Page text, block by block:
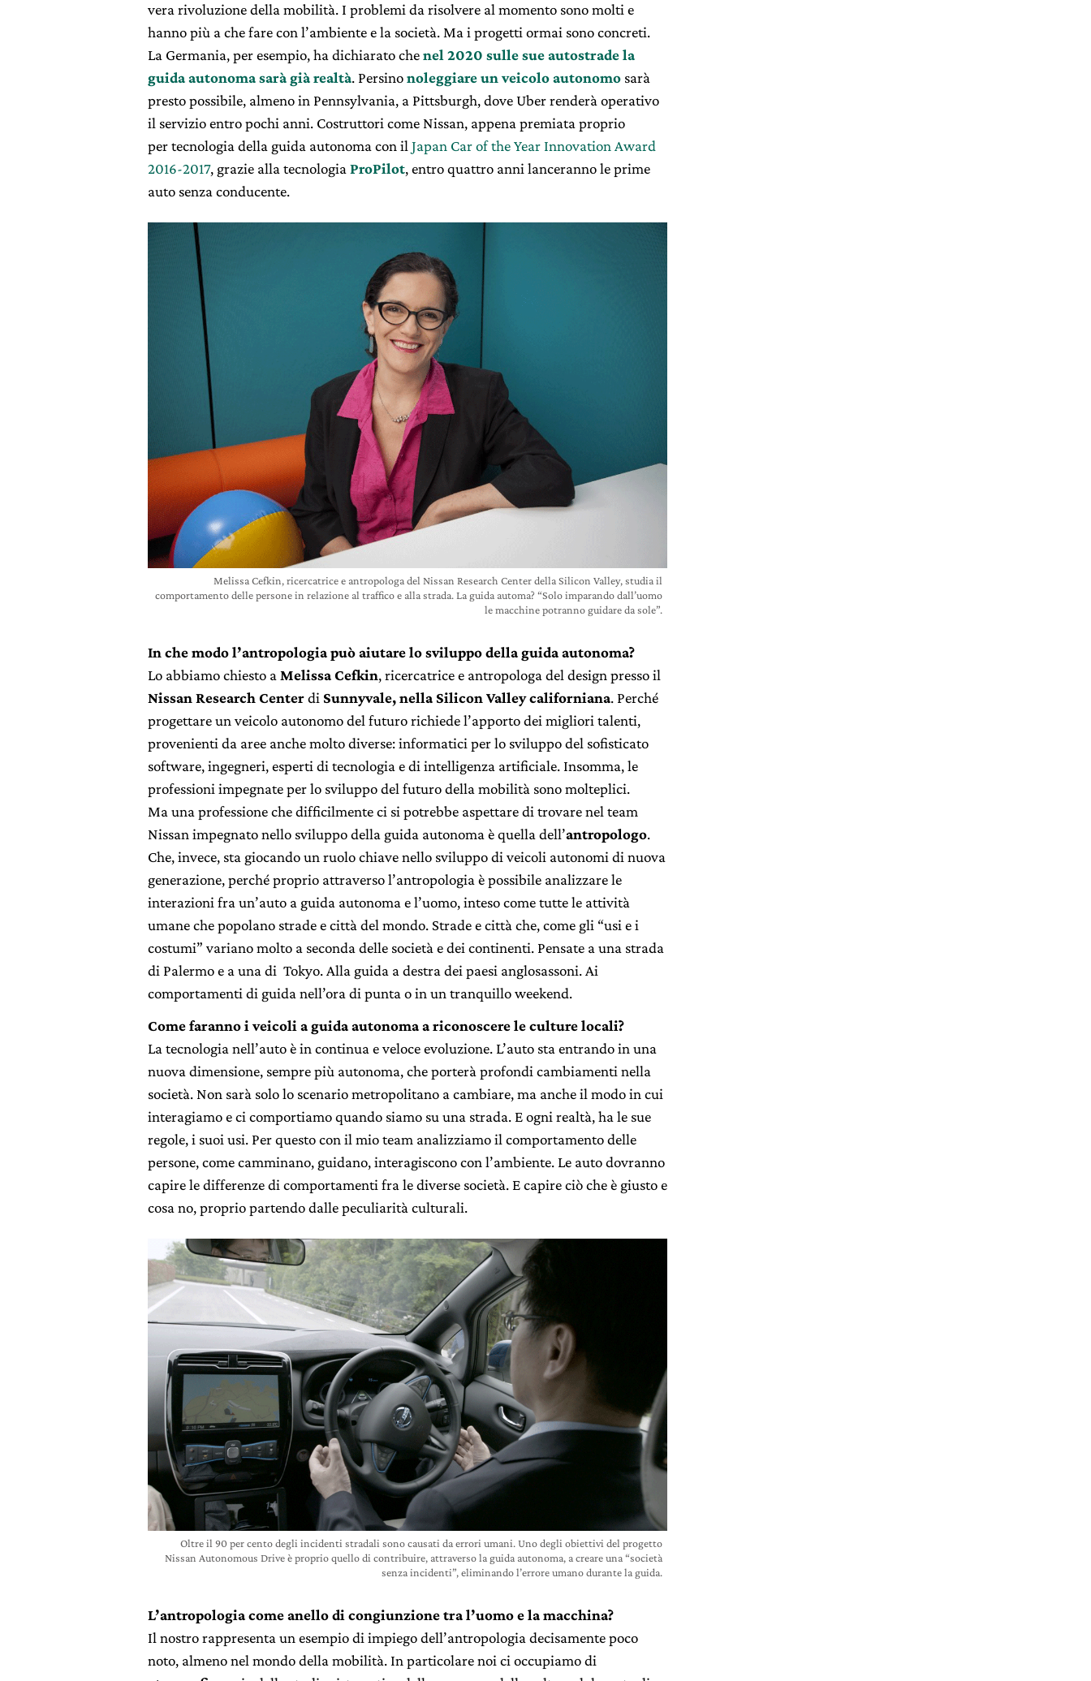
vera rivoluzione della mobilità. I problemi da risolvere al momento sono molti e
hanno più a che fare con l’ambiente e la società. Ma i progetti ormai sono concreti.
La Germania, per esempio, ha dichiarato chenel 2020 sulle sue autostrade la
guida autonoma sarà già realtà. Persinonoleggiare un veicolo autonomo sarà
presto possibile, almeno in Pennsylvania, a Pittsburgh, dove Uber renderà operativo
il servizio entro pochi anni. Costruttori come Nissan, appena premiata proprio
pertecnologia della guida autonoma con il Japan Car of the Year Innovation Award
2016-2017, grazie alla tecnologia ProPilot, entro quattro anni lanceranno le prime
auto senza conducente.
Melissa Cefkin, ricercatrice e antropologa del Nissan Research Center della Silicon Valley, studia il
comportamento delle persone in relazione al traffico e alla strada. La guida automa? “Solo imparando dall’uomo
le macchine potranno guidare da sole”.
In che modo l’antropologia può aiutare lo sviluppo della guida autonoma?
Lo abbiamo chiesto aMelissa Cefkin, ricercatrice e antropologa del design presso il
Nissan Research Centerdi Sunnyvale, nella Silicon Valley californiana. Perché
progettare un veicolo autonomo del futuro richiede l’apporto dei migliori talenti,
provenienti da aree anche molto diverse: informatici per lo sviluppo del sofisticato
software, ingegneri, esperti di tecnologia e di intelligenza artificiale. Insomma, le
professioni impegnate per lo sviluppo del futuro della mobilità sono molteplici.
Ma una professione che difficilmente ci si potrebbe aspettare di trovare nel team
Nissan impegnato nello sviluppo della guida autonoma è quella dell’antropologo.
Che, invece, sta giocando un ruolo chiave nello sviluppo di veicoli autonomi di nuova
generazione, perché proprio attraverso l’antropologia è possibile analizzare le
interazioni fra un’auto a guida autonoma e l’uomo, inteso come tutte le attività
umane che popolano strade e città del mondo. Strade e città che, come gli “usi e i
costumi” variano molto a seconda delle società e dei continenti. Pensate a una strada
di Palermo e a una di Tokyo. Alla guida a destra dei paesi anglosassoni. Ai
comportamenti di guida nell’ora di punta o in un tranquillo weekend.
Come faranno i veicoli a guida autonoma a riconoscere le culture locali?
La tecnologia nell’auto è in continua e veloce evoluzione. L’auto sta entrando in una
nuova dimensione, sempre più autonoma, che porterà profondi cambiamenti nella
società. Non sarà solo lo scenario metropolitano a cambiare, ma anche il modo in cui
interagiamo e ci comportiamo quando siamo su una strada. E ogni realtà, ha le sue
regole, i suoi usi. Per questo con il mio team analizziamo il comportamento delle
persone, come camminano, guidano, interagiscono con l’ambiente. Le auto dovranno
capire le differenze di comportamenti fra le diverse società. E capire ciò che è giusto e
cosa no, proprio partendo dalle peculiarità culturali.
Oltre il 90 per cento degli incidenti stradali sono causati da errori umani. Uno degli obiettivi del progetto
Nissan Autonomous Drive è proprio quello di contribuire, attraverso la guida autonoma, a creare una “società
senza incidenti”, eliminando l’errore umano durante la guida.
L’antropologia come anello di congiunzione tra l’uomo e la macchina?
Il nostro rappresenta un esempio di impiego dell’antropologia decisamente poco
noto, almeno nel mondo della mobilità. In particolare noi ci occupiamo di